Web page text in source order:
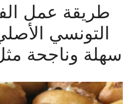
طريقة عمل
التونسي
سهلة وناجحة